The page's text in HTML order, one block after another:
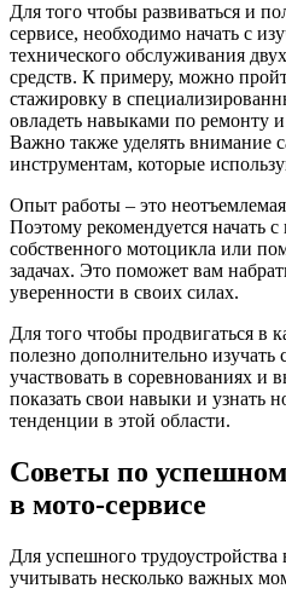
Для того чтобы развиваться и
сервисе, необходимо начать с
технического обслуживания
средств. К примеру, можно
стажировку в
овладеть навыками по ремонту
Важно также уделять внимание
инструментам, которые
Опыт работы – это
Поэтому рекомендуется начать
собственного мотоцикла или
задачах. Это поможет вам
уверенности в своих силах.
Для того чтобы продвигаться в
полезно дополнительно
участвовать в соревнованиях и
показать свои навыки и узнать
тенденции в этой области.
Советы по
в мото-сервисе
Для успешного трудоустройства
учитывать несколько важных